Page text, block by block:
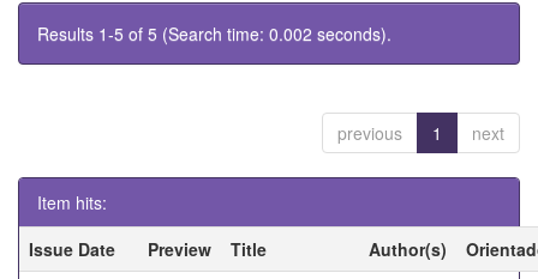
Results 1-5 of 5 (Search time: 0.002 seconds).
previous 1 next
Item hits:
Issue Date
Preview Title Author(s)